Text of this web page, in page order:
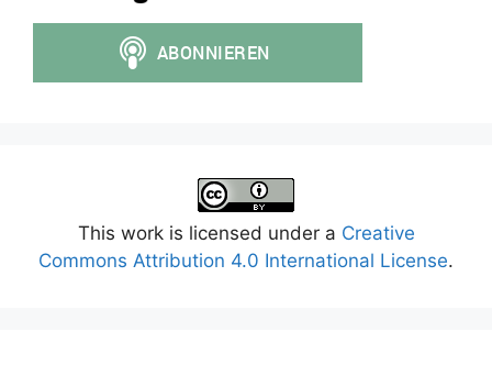
This work is licensed under a Creative
Commons Attribution 4.0 International License.